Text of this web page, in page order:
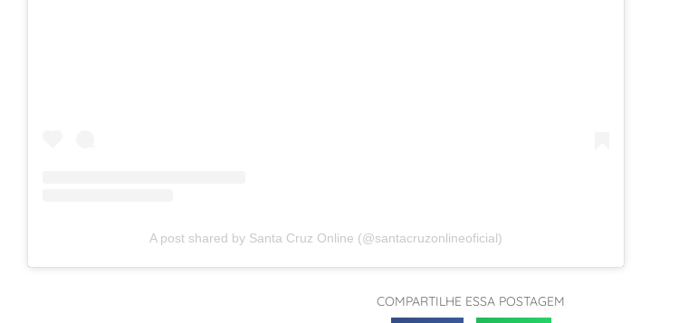
A post shared by Santa Cruz Online (@santacruzonlineoficial)
COMPARTILHE ESSA POSTAGEM